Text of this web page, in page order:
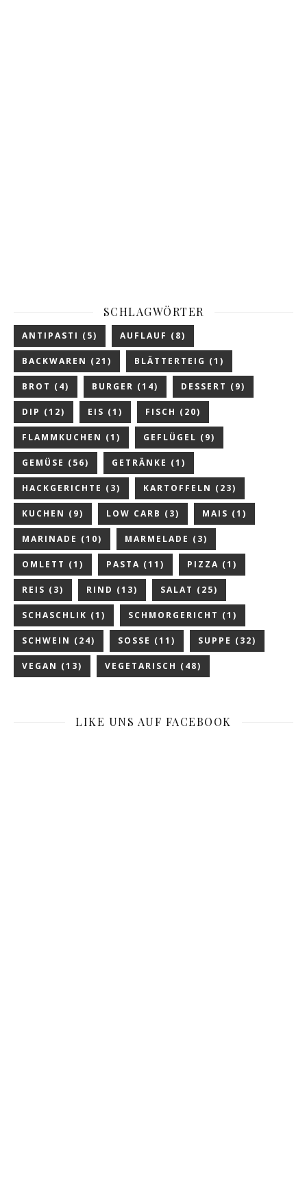
SCHLAGWÖRTER
ANTIPASTI (5) AUFLAUF (8)
BACKWAREN (21) BLÄTTERTEIG (1)
BROT (4) BURGER (14) DESSERT (9)
DIP (12) EIS (1) FISCH (20)
FLAMMKUCHEN (1) GEFLÜGEL (9)
GEMÜSE (56) GETRÄNKE (1)
HACKGERICHTE (3) KARTOFFELN (23)
KUCHEN (9) LOW CARB (3) MAIS (1)
MARINADE (10) MARMELADE (3)
OMLETT (1) PASTA (11) PIZZA (1)
REIS (3) RIND (13) SALAT (25)
SCHASCHLIK (1) SCHMORGERICHT (1)
SCHWEIN (24) SOSSE (11) SUPPE (32)
VEGAN (13) VEGETARISCH (48)
LIKE UNS AUF FACEBOOK